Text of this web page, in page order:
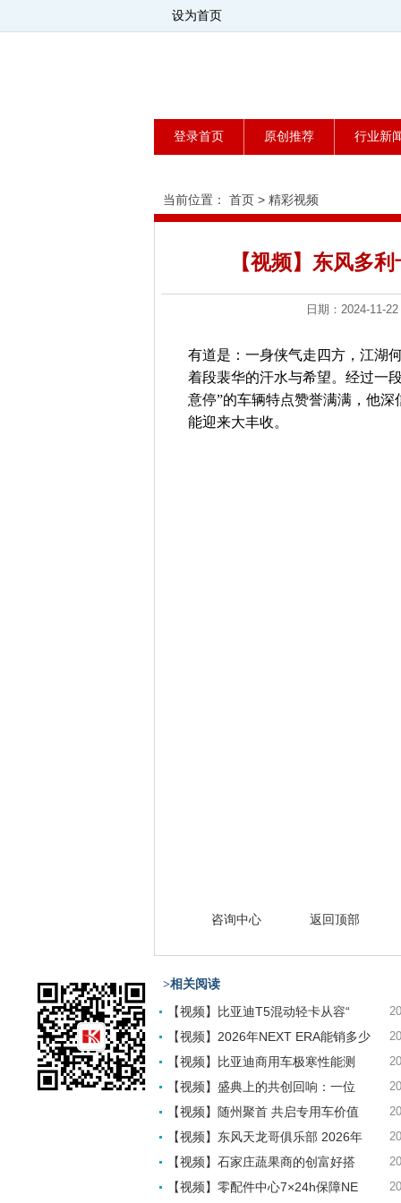
设为首页
登录首页 原创推荐 行业新
当前位置： 首页 > 精彩视频
【视频】东风多
日期：2024-
有道是：一身侠气走四方，江湖
着段裴华的汗水与希望。经过一
意停”的车辆特点赞誉满满，他
能迎来大丰收。
咨询中心 返回顶部
>相关阅读
【视频】比亚迪T5混动轻卡从容“
【视频】2026年NEXT ERA能销多少
【视频】比亚迪商用车极寒性能测
【视频】盛典上的共创回响：一位
【视频】随州聚首 共启专用车价值
【视频】东风天龙哥俱乐部 2026年
【视频】石家庄蔬果商的创富好搭
【视频】零配件中心7×24h保障NE